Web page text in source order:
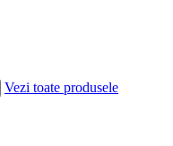
Vezi toate produsele